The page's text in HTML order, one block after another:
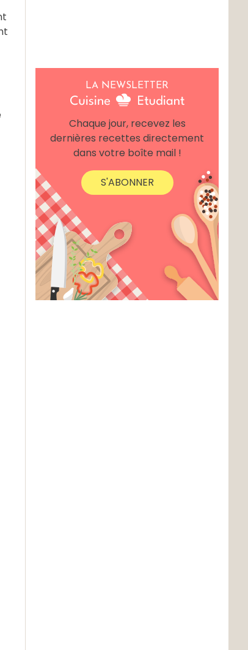
LA NEWSLETTER
Chaque jour, recevez les
dernières recettes directement
dans votre boîte mail !
S'ABONNER